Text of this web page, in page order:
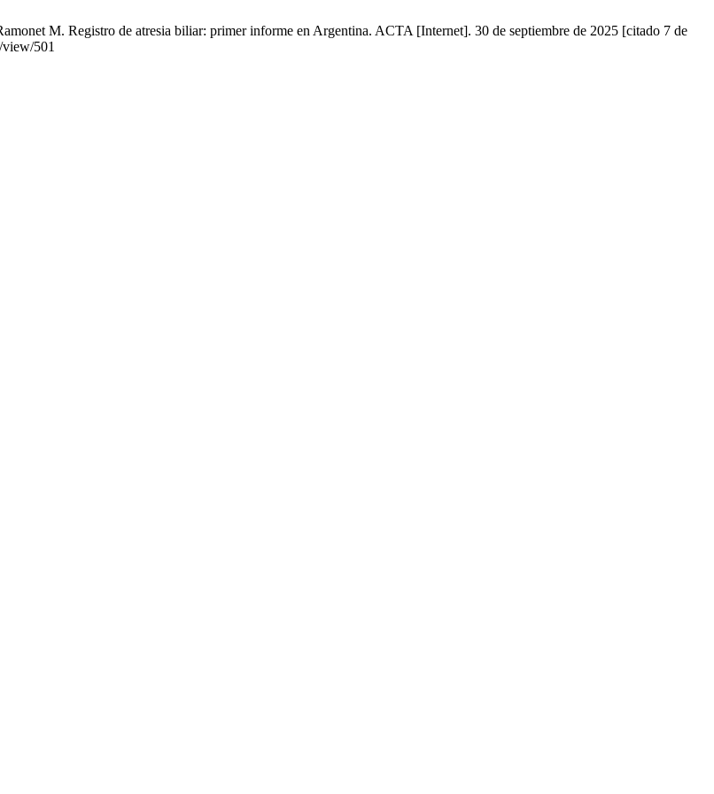
M. Registro de atresia biliar: primer informe en Argentina. ACTA [Internet]. 30 de septiembre de 2025 [citado 7 de
501